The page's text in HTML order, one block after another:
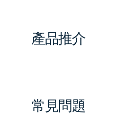
產品推介
常見問題